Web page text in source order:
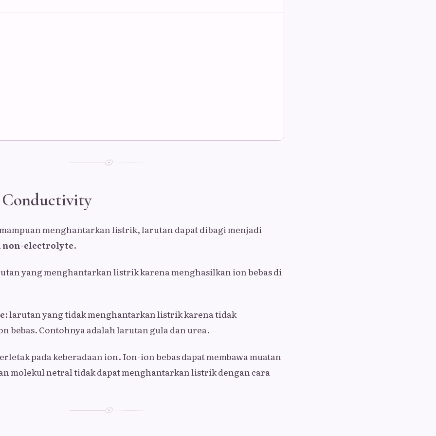
menghantarkan listrik, larutan dapat dibagi menjadi
non-electrolyte.
yang menghantarkan listrik karena menghasilkan ion bebas di
: larutan yang tidak menghantarkan listrik karena tidak
bebas. Contohnya adalah larutan gula dan urea.
pada keberadaan ion. Ion-ion bebas dapat membawa muatan
molekul netral tidak dapat menghantarkan listrik dengan cara